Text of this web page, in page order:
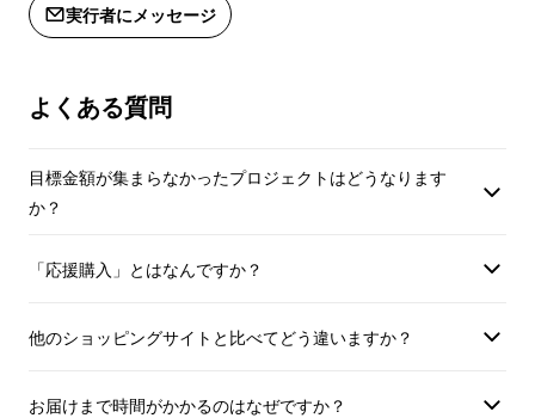
「Hey Memo」と声をかけるだけで、すぐに
上した場合、正規販売価格が販売予定
価格より下がる可能性もございます。
可
実行者にメッセージ
よくある質問
目標金額が集まらなかったプロジェクトはどうなります
か？
「応援購入」とはなんですか？
他のショッピングサイトと比べてどう違いますか？
お届けまで時間がかかるのはなぜですか？